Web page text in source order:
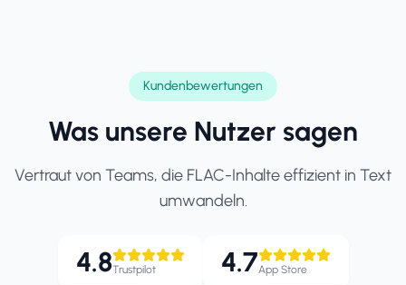
Kundenbewertungen
Was unsere Nutzer sagen
Vertraut von Teams, die FLAC-Inhalte effizient in Text
umwandeln.
4.8Trustpilot 4.7App Store